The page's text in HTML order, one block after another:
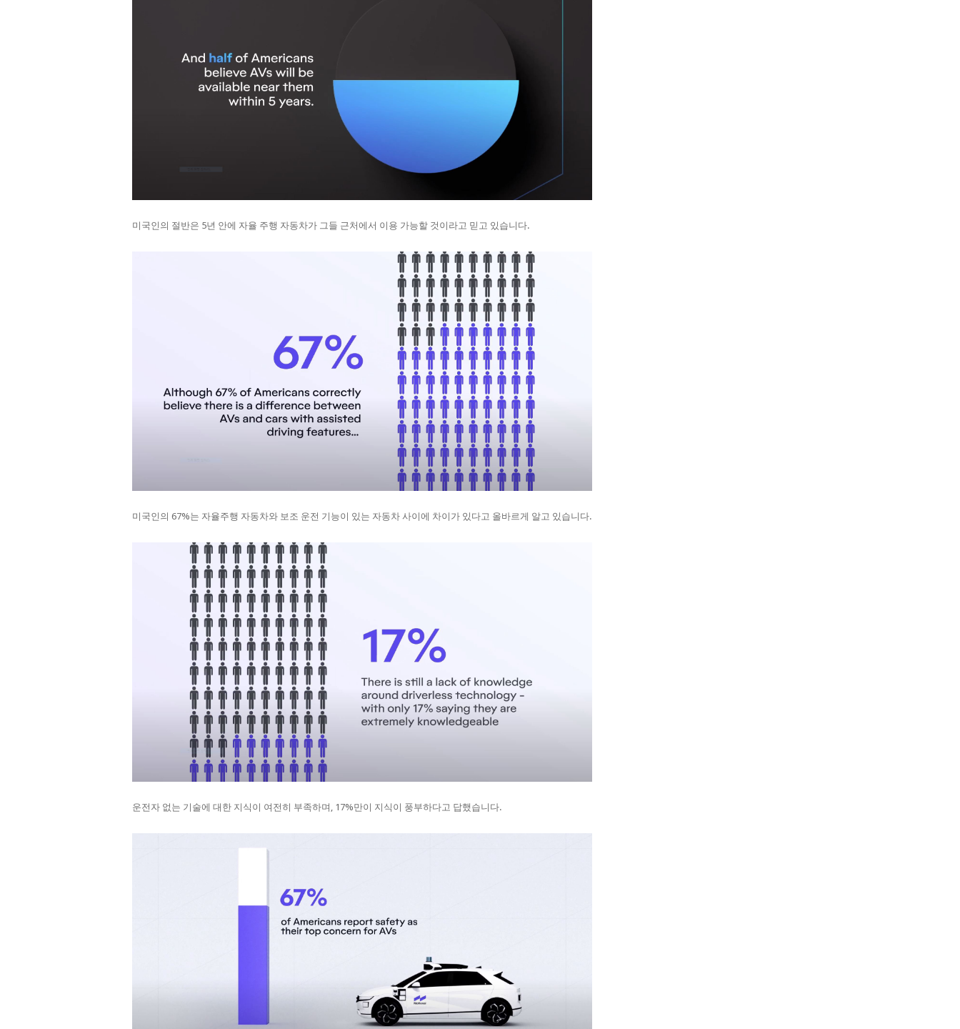
미국인의 절반은 5년 안에 자율 주행 자동차가 그들 근처에서 이용 가능할 것이라고 믿고 있습니다.​
미국인의 67%는 자율주행 자동차와 보조 운전 기능이 있는 자동차 사이에 차이가 있다고 올바르게 알고 있습니다.​
운전자 없는 기술에 대한 지식이 여전히 부족하며, 17%만이 지식이 풍부하다고 답했습니다.​